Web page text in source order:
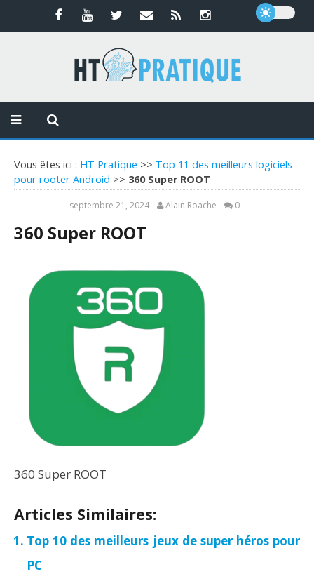
Vous êtes ici : HT Pratique >> Top 11 des meilleurs logiciels
pour rooter Android >> 360 Super ROOT
septembre 21, 2024 Alain Roache 0
360 Super ROOT
360 Super ROOT
Articles Similaires:
Top 10 des meilleurs jeux de super héros pour
PC